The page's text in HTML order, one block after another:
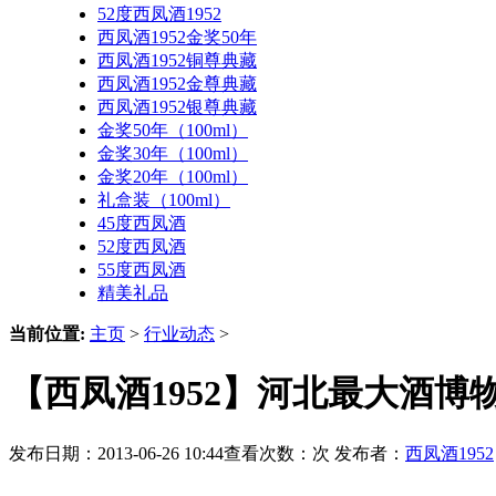
52度西凤酒1952
西凤酒1952金奖50年
西凤酒1952铜尊典藏
西凤酒1952金尊典藏
西凤酒1952银尊典藏
金奖50年（100ml）
金奖30年（100ml）
金奖20年（100ml）
礼盒装（100ml）
45度西凤酒
52度西凤酒
55度西凤酒
精美礼品
当前位置: 主页 > 行业动态 >
【西凤酒1952】河北最大酒博
发布日期：2013-06-26 10:44查看次数： 次 发布者： 西凤酒1952